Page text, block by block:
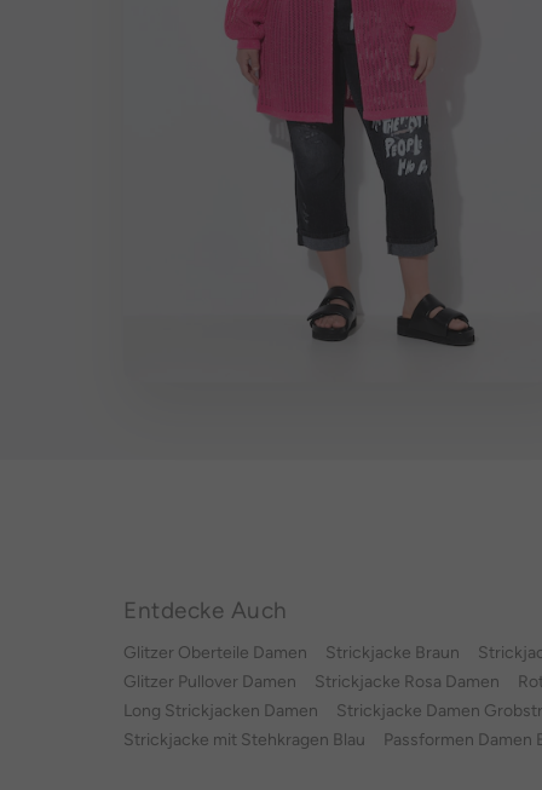
Entdecke Auch
Glitzer Oberteile Damen Strickjacke Braun
Glitzer Pullover Damen
Strickjacke Rosa Damen
Long Strickjacken Damen
Strickjacke Damen
Strickjacke mit Stehkragen Blau
Passformen Damen